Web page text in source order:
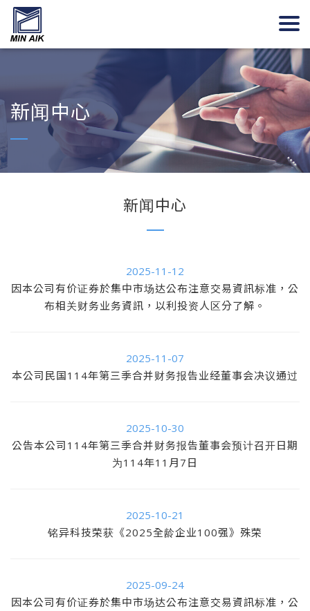
新闻中心
新闻中心
2025-11-12
因本公司有价证券於集中市场达公布注意交易資訊标准，公
布相关财务业务資訊，以利投资人区分了解。
2025-11-07
本公司民国114年第三季合并财务报告业经董事会决议通过
2025-10-30
公告本公司114年第三季合并财务报告董事会预计召开日期
为114年11月7日
2025-10-21
铭异科技荣获《2025全龄企业100强》殊荣
2025-09-24
因本公司有价证券於集中市场达公布注意交易資訊标准，公